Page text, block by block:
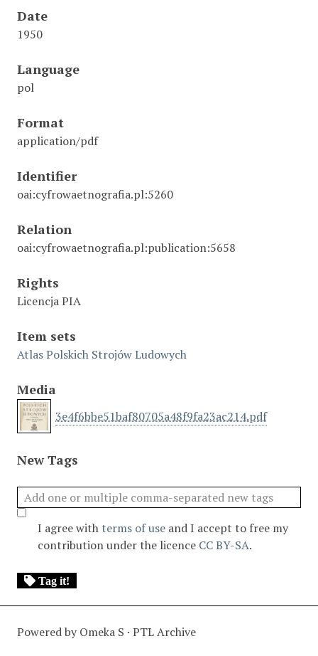
Date
1950
Language
pol
Format
application/pdf
Identifier
oai:cyfrowaetnografia.pl:5260
Relation
oai:cyfrowaetnografia.pl:publication:5658
Rights
Licencja PIA
Item sets
Atlas Polskich Strojów Ludowych
Media
3e4f6bbe51baf80705a48f9fa23ac214.pdf
New Tags
I agree with terms of use and I accept to free my
contribution under the licence CC BY-SA.
Tag it!
Powered by Omeka S · PTL Archive